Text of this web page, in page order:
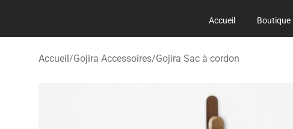
Accueil Boutique
Accueil/Gojira Accessoires/Gojira Sac à cordon